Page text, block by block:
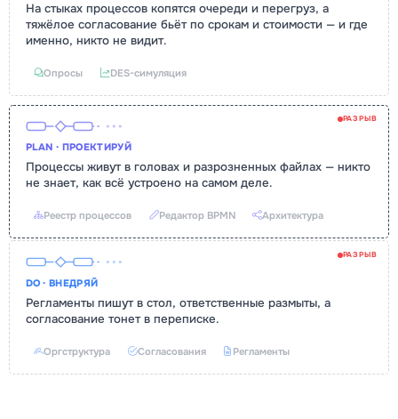
На стыках процессов копятся очереди и перегруз, а
тяжёлое согласование бьёт по срокам и стоимости — и где
именно, никто не видит.
Опросы DES-симуляция
PLAN · ПРОЕКТИРУЙ
РАЗРЫВ
Процессы живут в головах и разрозненных файлах — никто
не знает, как всё устроено на самом деле.
Реестр процессов Редактор BPMN Архитектура
DO · ВНЕДРЯЙ
РАЗРЫВ
Регламенты пишут в стол, ответственные размыты, а
согласование тонет в переписке.
Оргструктура Согласования Регламенты